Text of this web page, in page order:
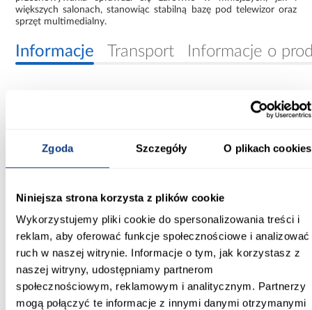
Zgoda Szczegóły O plikach cookies
Niniejsza strona korzysta z plików cookie
Wykorzystujemy pliki cookie do spersonalizowania treści i
reklam, aby oferować funkcje społecznościowe i analizować
ruch w naszej witrynie. Informacje o tym, jak korzystasz z
naszej witryny, udostępniamy partnerom
społecznościowym, reklamowym i analitycznym. Partnerzy
mogą połączyć te informacje z innymi danymi otrzymanymi
większych salonach, stanowiąc stabilną bazę pod telewizor oraz
sprzęt multimedialny.
Informacje Transport Informacje o
Głębokość [cm]:
53.00
Wybarwienie:
białe
Kolor frontów: